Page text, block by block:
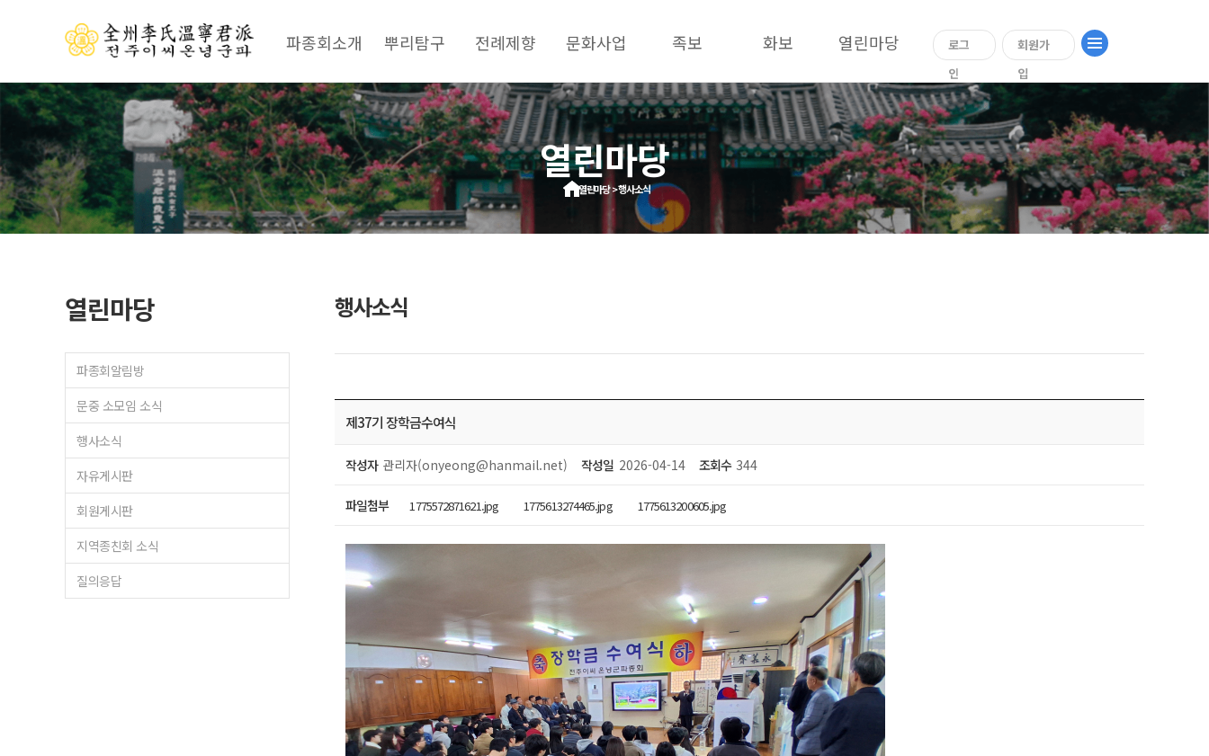
파종회소개 뿌리탐구 전례제향 문화사업 족보 화보 열린마당
로그
인
회원가
입
열린마당
열린마당 > 행사소식
열린마당
파종회알림방
문중 소모임 소식
행사소식
자유게시판
회원게시판
지역종친회 소식
질의응답
행사소식
제37기 장학금수여식
작성자 관리자(onyeong@hanmail.net) 작성일 2026-04-14 조회수 344
파일첨부 1775572871621.jpg 1775613274465.jpg 1775613200605.jpg